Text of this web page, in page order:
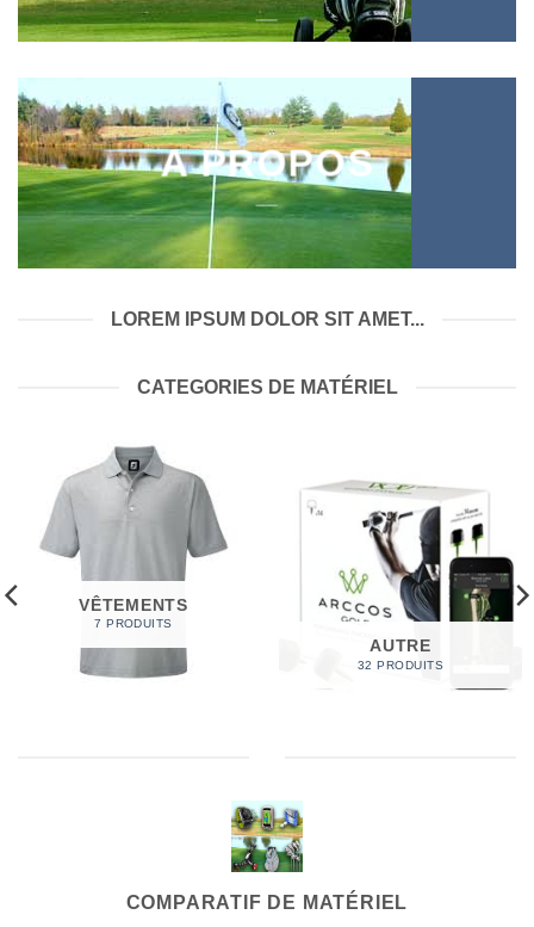
___
A PROPOS
___
LOREM IPSUM DOLOR SIT AMET...
CATEGORIES DE MATÉRIEL
VÊTEMENTS
7 PRODUITS
AUTRE
32 PRODUITS
COMPARATIF DE MATÉRIEL